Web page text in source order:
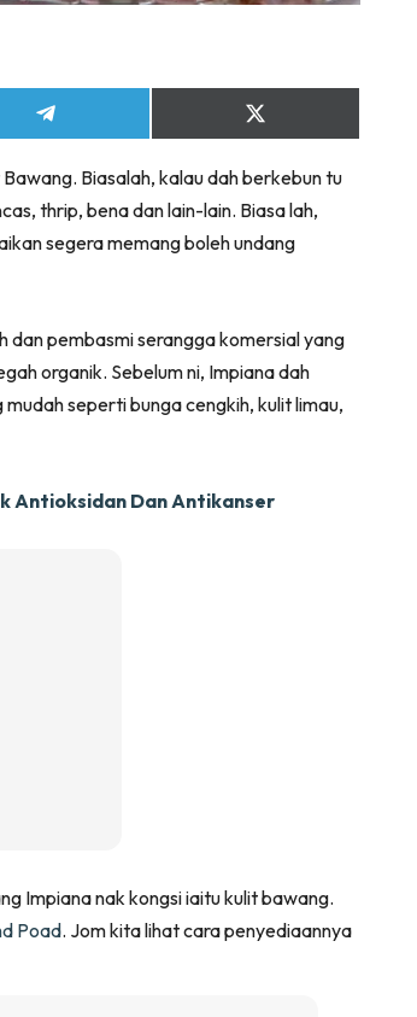
Selebriti
Share
on
Share
on
(Twitter)
Biasalah, kalau dah berkebun tu
thrip, bena dan lain-lain. Biasa lah,
segera memang boleh undang
dan pembasmi serangga komersial yang
organik. Sebelum ni, Impiana dah
seperti bunga cengkih, kulit limau,
Antioksidan Dan Antikanser
Impiana nak kongsi iaitu kulit bawang.
Poad. Jom kita lihat cara penyediaannya